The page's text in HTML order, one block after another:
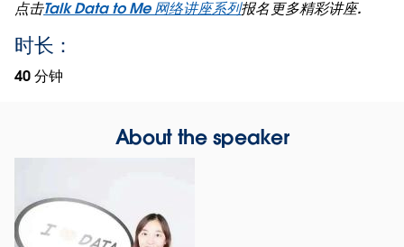
点击Talk Data to Me 网络讲座系列报名更多精彩讲座.
时长：
40 分钟
About the speaker